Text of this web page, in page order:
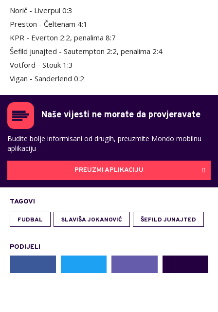
Norič - Liverpul 0:3
Preston - Čeltenam 4:1
KPR - Everton 2:2, penalima 8:7
Šefild junajted - Sautempton 2:2, penalima 2:4
Votford - Stouk 1:3
Vigan - Sanderlend 0:2
Naše vijesti ne morate da provjeravate
Budite bolje informisani od drugih, preuzmite Mondo mobilnu
aplikaciju
PREUZMI APLIKACIJU
TAGOVI
FUDBAL SLAVIŠA JOKANOVIĆ ŠEFILD JUNAJTED
PODIJELI